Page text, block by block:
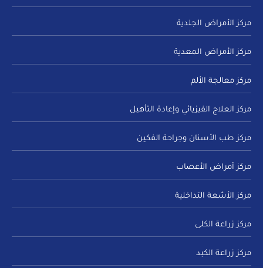
مركز الأمراض الجلدية
مركز الأمراض المعدية
مركز معالجة الألم
مركز العلاج الفيزيائي وإعادة التأهيل
مركز طب الأسنان وجراحة الفكين
مركز أمراض الأعصاب
مركز الأشعة التداخلية
مركز زراعة الكلى
مركز زراعة الكبد